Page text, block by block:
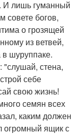
И лишь гуманный
совете богов,
о грозящей
из ветвей,
шуруппаке.
"слушай, стена,
себе
свою жизнь!
семян всех
каким должен
огромный ящик с